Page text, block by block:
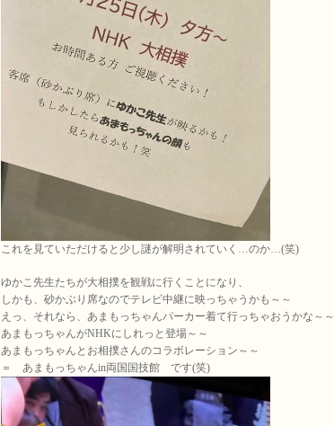
これを見ていただけると少し謎が解明されていく…のか…(笑)
ゆかこ先生たちが大相撲を観戦に行くことになり、
しかも、砂かぶり席なのでテレビ中継に映っちゃうかも～～
えっ、それなら、あまもっちゃんパーカー着て行っちゃおうかな～～
あまもっちゃんがNHKにしれっと登場～～
あまもっちゃんとお相撲さんのコラボレーション～～
＝ あまもっちゃんin両国国技館 です(笑)